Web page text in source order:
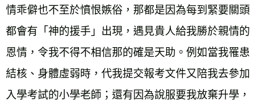
情乖僻也不至於憤恨嫉俗，那都是因為每到緊要關頭
都會有「神的援手」出現，遇見貴人給我勝於親情的
恩情，令我不得不相信那的確是天助。例如當我罹患
結核、身體虛弱時，代我提交報考文件又陪我去參加
入學考試的小學老師；還有因為說服要我放棄升學，